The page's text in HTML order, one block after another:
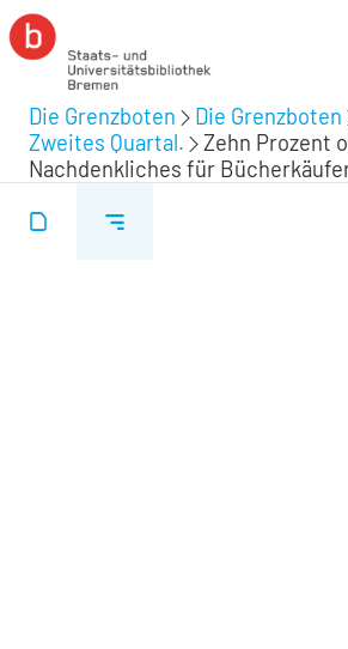
Die Grenzboten Die Grenzboten
Zweites Quartal.
Zehn Prozent
Nachdenkliches für